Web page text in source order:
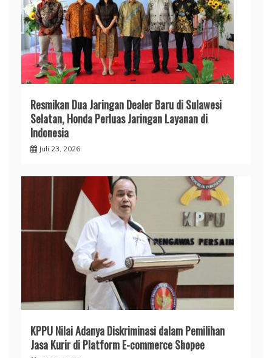
Resmikan Dua Jaringan Dealer Baru di Sulawesi
Selatan, Honda Perluas Jaringan Layanan di
Indonesia
Juli 23, 2026
KPPU Nilai Adanya Diskriminasi dalam Pemilihan
Jasa Kurir di Platform E-commerce Shopee